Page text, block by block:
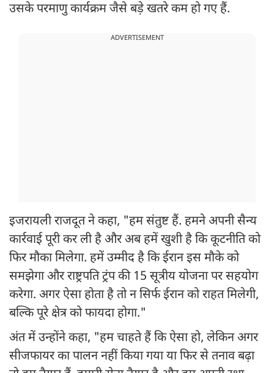
उसके परमाणु कार्यक्रम जैसे बड़े खतरे कम हो गए हैं.
ADVERTISEMENT
इजरायली राजदूत ने कहा, "हम संतुष्ट हैं. हमने अपनी सैन्य
कार्रवाई पूरी कर ली है और अब हमें खुशी है कि कूटनीति को
फिर मौका मिलेगा. हमें उम्मीद है कि ईरान इस मौके को
समझेगा और राष्ट्रपति ट्रंप की 15 सूत्रीय योजना पर सहयोग
करेगा. अगर ऐसा होता है तो न सिर्फ ईरान को राहत मिलेगी,
बल्कि पूरे क्षेत्र को फायदा होगा."
अंत में उन्होंने कहा, "हम चाहते हैं कि ऐसा हो, लेकिन अगर
सीजफायर का पालन नहीं किया गया या फिर से तनाव बढ़ा